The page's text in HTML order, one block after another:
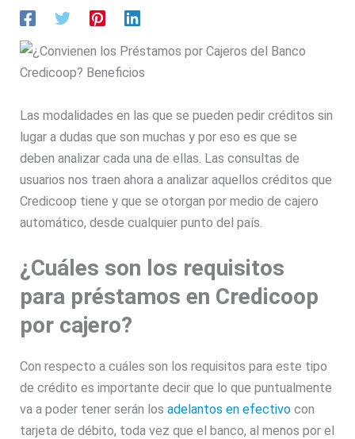
Las modalidades en las que se pueden pedir créditos sin
lugar a dudas que son muchas y por eso es que se
deben analizar cada una de ellas. Las consultas de
usuarios nos traen ahora a analizar aquellos créditos que
Credicoop tiene y que se otorgan por medio de cajero
automático, desde cualquier punto del país.
¿Cuáles son los requisitos
para préstamos en Credicoop
por cajero?
Con respecto a cuáles son los requisitos para este tipo
de crédito es importante decir que lo que puntualmente
va a poder tener serán losadelantos en efectivo con
tarjeta de débito, toda vez que el banco, al menos por el